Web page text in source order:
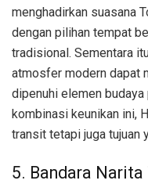
menghadirkan suasana
dengan pilihan tempat
tradisional. Sementara
atmosfer modern dapat
dipenuhi elemen
kombinasi keunikan ini,
transit tetapi juga tujuan
5. Bandara Narita